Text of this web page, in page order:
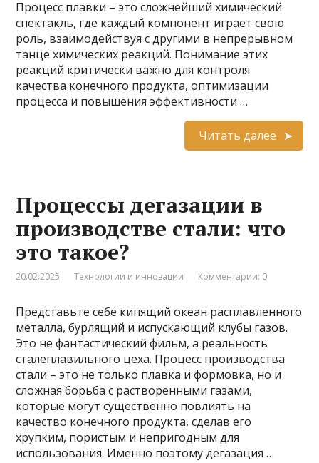
Процесс плавки – это сложнейший химический
спектакль, где каждый компонент играет свою
роль, взаимодействуя с другими в непрерывном
танце химических реакций. Понимание этих
реакций критически важно для контроля
качества конечного продукта, оптимизации
процесса и повышения эффективности …
Читать далее
Процессы дегазации в
производстве стали: что
это такое?
20.02.2025 Технологии и инновации Комментарии: 0
Представьте себе кипящий океан расплавленного
металла, бурлящий и испускающий клубы газов.
Это не фантастический фильм, а реальность
сталеплавильного цеха. Процесс производства
стали – это не только плавка и формовка, но и
сложная борьба с растворенными газами,
которые могут существенно повлиять на
качество конечного продукта, сделав его
хрупким, пористым и непригодным для
использования. Именно поэтому дегазация …